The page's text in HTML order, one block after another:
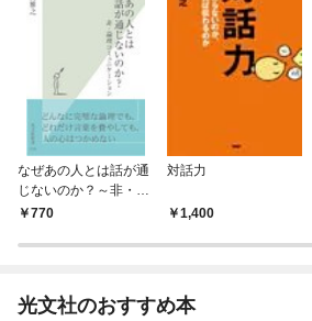
なぜあの人とは話が通
じないのか？～非・論
理コミュニケーション
770
対話力
1,400
光文社のおすすめ本